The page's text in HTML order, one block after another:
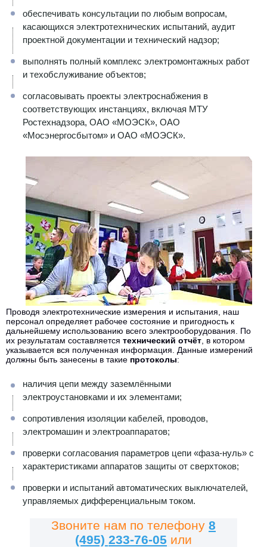
обеспечивать консультации по любым вопросам,
касающихся электротехнических испытаний, аудит
проектной документации и технический надзор;
выполнять полный комплекс электромонтажных работ
и техобслуживание объектов;
согласовывать проекты электроснабжения в
соответствующих инстанциях, включая МТУ
Ростехнадзора, ОАО «МОЭСК», ОАО
«Мосэнергосбытом» и ОАО «МОЭСК».
Проводя электротехнические измерения и испытания, наш
персонал определяет рабочее состояние и пригодность к
дальнейшему использованию всего электрооборудования. По
их результатам составляется технический отчёт , в котором
указывается вся полученная информация. Данные измерений
должны быть занесены в такие протоколы:
наличия цепи между заземлёнными
электроустановками и их элементами;
сопротивления изоляции кабелей, проводов,
электромашин и электроаппаратов;
проверки согласования параметров цепи «фаза-нуль» с
характеристиками аппаратов защиты от сверхтоков;
проверки и испытаний автоматических выключателей,
управляемых дифференциальным током.
Звоните нам по телефону 8
(495) 233-76-05 или